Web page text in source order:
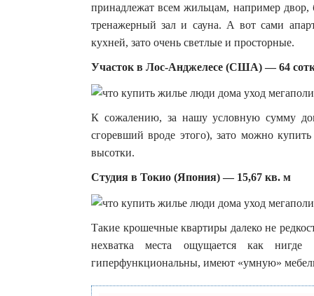
принадлежат всем жильцам, например
тренажерный зал и сауна. А вот сами
кухней, зато очень светлые и просторные.
Участок в Лос-Анджелесе (США) — 64
К сожалению, за нашу условную сумму
сгоревший вроде этого), зато можно
высотки.
Студия в Токио (Япония) — 15,67 кв. м
Такие крошечные квартиры далеко не
нехватка места ощущается как
гиперфункциональны, имеют «умную»